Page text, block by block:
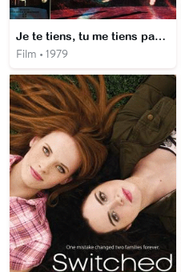
Je te tiens, tu me tiens par la barbichette
Film • 1979